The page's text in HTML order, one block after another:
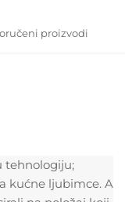
proizvodi
tehnologiju;
kućne ljubimce. A